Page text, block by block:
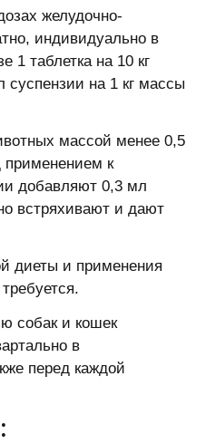
желудочно-
индивидуально в
1 таблетка на 10 кг
на 1 кг массы
массой менее 0,5
применением к
добавляют 0,3 мл
встряхивают и дают
диеты и применения
собак и кошек
в
перед каждой